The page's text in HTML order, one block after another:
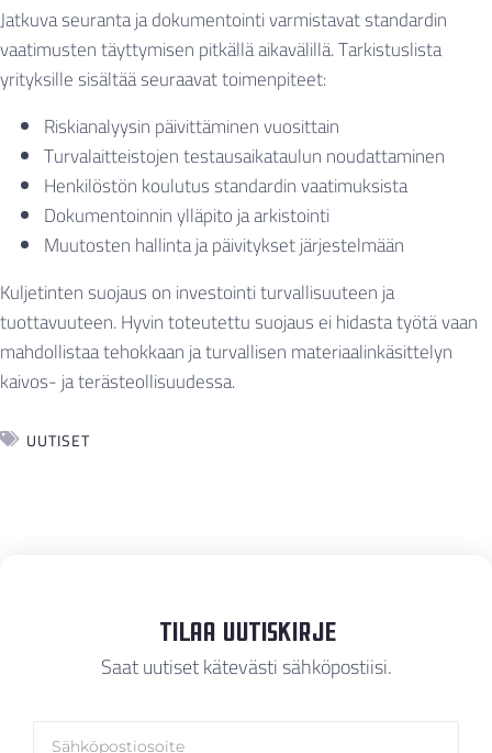
Jatkuva seuranta ja dokumentointi varmistavat standardin
vaatimusten täyttymisen pitkällä aikavälillä. Tarkistuslista
yrityksille sisältää seuraavat toimenpiteet:
Riskianalyysin päivittäminen vuosittain
Turvalaitteistojen testausaikataulun noudattaminen
Henkilöstön koulutus standardin vaatimuksista
Dokumentoinnin ylläpito ja arkistointi
Muutosten hallinta ja päivitykset järjestelmään
Kuljetinten suojaus on investointi turvallisuuteen ja
tuottavuuteen. Hyvin toteutettu suojaus ei hidasta työtä vaan
mahdollistaa tehokkaan ja turvallisen materiaalinkäsittelyn
kaivos- ja terästeollisuudessa.
UUTISET
Tilaa Uutiskirje
Saat uutiset kätevästi sähköpostiisi.